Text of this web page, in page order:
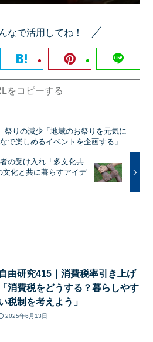
なで活用してね！
をコピーする
祭りの減少「地域のお祭りを元気に
で楽しめるイベントを企画する」
の受け入れ「多文化共
化と共に暮らすアイデ
自由研究415｜消費税率引き上げ
「消費税をどうする？暮らしやす
税制を考えよう」
2025年6月13日